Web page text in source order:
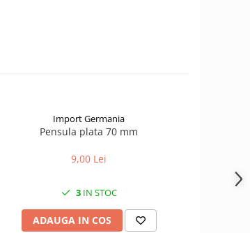
Import Germania
Pensula plata 70 mm
9,00 Lei
3IN STOC
ADAUGA IN COS